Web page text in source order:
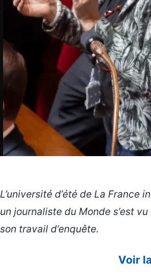
L’université d’été de La France
un journaliste du Monde s’est
son travail d’enquête.
Voir